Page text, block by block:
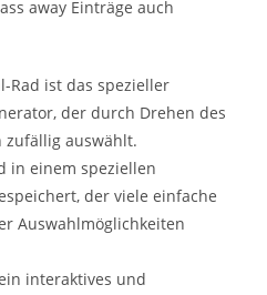
away Einträge auch
Rad ist das spezieller
der durch Drehen des
zufällig auswählt.
in einem speziellen
der viele einfache
Auswahlmöglichkeiten
interaktives und